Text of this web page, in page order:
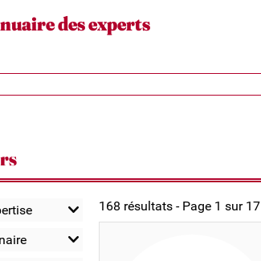
des experts
168 résultats - Page 1 sur 17